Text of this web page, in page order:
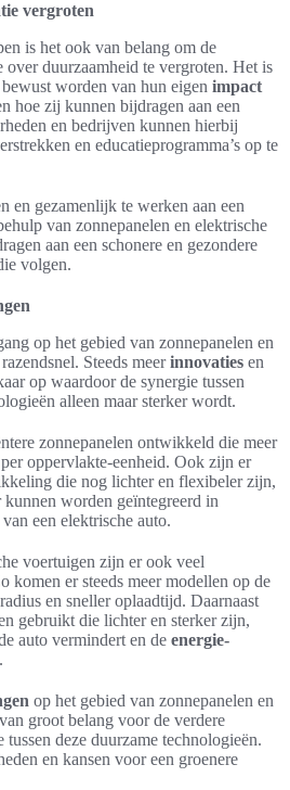
vergroten
is het ook van belang om de
duurzaamheid te vergroten. Het is
worden van hun eigen impact
hoe zij kunnen bijdragen aan een
en bedrijven kunnen hierbij
en educatieprogramma’s op te
en gezamenlijk te werken aan een
van zonnepanelen en elektrische
aan een schonere en gezondere
volgen.
op het gebied van zonnepanelen en
Steeds meerinnovaties en
op waardoor de synergie tussen
alleen maar sterker wordt.
zonnepanelen ontwikkeld die meer
oppervlakte-eenheid. Ook zijn er
die nog lichter en flexibeler zijn,
worden geïntegreerd in
een elektrische auto.
voertuigen zijn er ook veel
komen er steeds meer modellen op de
en sneller oplaadtijd. Daarnaast
gebruikt die lichter en sterker zijn,
auto vermindert en de energie-
op het gebied van zonnepanelen en
groot belang voor de verdere
deze duurzame technologieën.
en kansen voor een groenere